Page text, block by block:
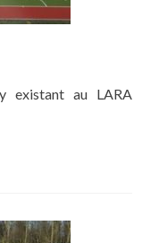
existant au LARA